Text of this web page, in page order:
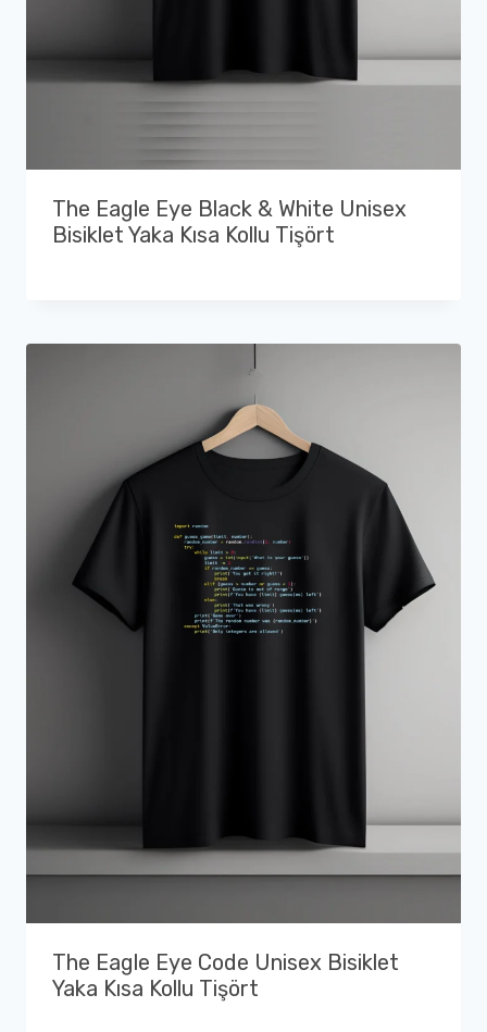
The Eagle Eye Black & White Unisex
Bisiklet Yaka Kısa Kollu Tişört
The Eagle Eye Code Unisex Bisiklet
Yaka Kısa Kollu Tişört